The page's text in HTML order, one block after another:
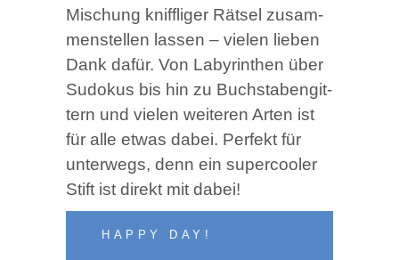
Mischung kniff­li­ger Rät­sel zusam­
men­stel­len las­sen – vie­len lie­ben
Dank dafür. Von Laby­rin­then über
Sudo­kus bis hin zu Buch­sta­ben­git­
tern und vie­len wei­te­ren Arten ist
für alle etwas dabei. Per­fekt für
unter­wegs, denn ein super­coo­ler
Stift ist direkt mit dabei!
HAP­PY DAY!